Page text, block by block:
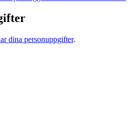
dina personuppgifter.